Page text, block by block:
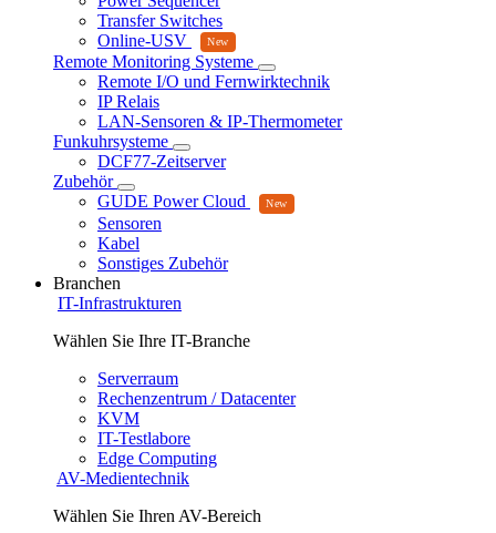
Transfer Switches
Online-USV
Remote Monitoring Systeme
Remote I/O und Fernwirktechnik
IP Relais
LAN-Sensoren & IP-Thermometer
Funkuhrsysteme
DCF77-Zeitserver
Zubehör
GUDE Power Cloud
Sensoren
Kabel
Sonstiges Zubehör
Branchen
IT-Infrastrukturen
Wählen Sie Ihre IT-Branche
Serverraum
Rechenzentrum / Datacenter
KVM
IT-Testlabore
Edge Computing
AV-Medientechnik
Wählen Sie Ihren AV-Bereich